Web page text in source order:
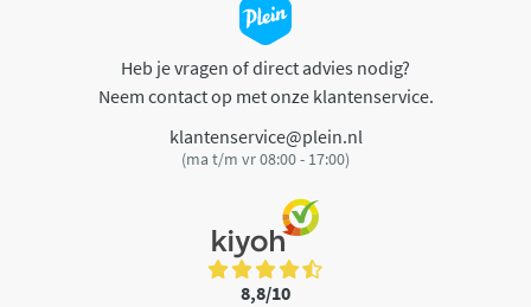
Heb je vragen of direct advies nodig?
Neem contact op met onze klantenservice.
klantenservice@plein.nl
(ma t/m vr 08:00 - 17:00)
8,8/10